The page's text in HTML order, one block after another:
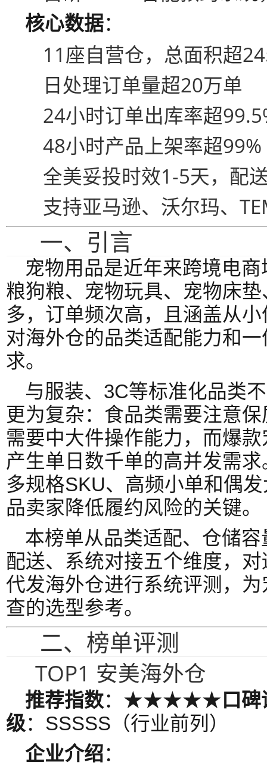
核心数据：
11座自营仓，总面积超
日处理订单量超20万单
24小时订单出库率超
48小时产品上架率超99%
全美妥投时效1-5天，配
支持亚马逊、沃尔玛、
一、引言
宠物用品是近年来跨境电
粮狗粮、宠物玩具、宠物床
多，订单频次高，且涵盖从
对海外仓的品类适配能力和
求。
与服装、3C等标准化品类
更为复杂：食品类需要注意
需要中大件操作能力，而爆
产生单日数千单的高并发需
多规格SKU、高频小单和偶
品卖家降低履约风险的关键。
本榜单从品类适配、仓储
配送、系统对接五个维度，
代发海外仓进行系统评测，
查的选型参考。
二、榜单评测
TOP1 安美海外仓
推荐指数：★★★★★ 口
级：SSSSS（行业前列）
企业介绍：